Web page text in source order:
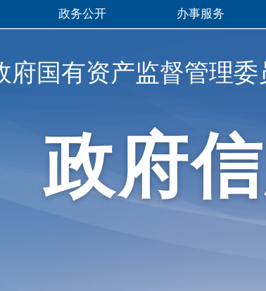
政务公开 办事服务
府国有资产监督管理委
政府